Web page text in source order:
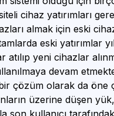
cihaz yatırımları
almak için eski
eski yatırımlar
atılıp yeni cihazlar
devam
çözüm olarak da öne
üzerine düşen